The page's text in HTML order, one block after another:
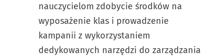
nauczycielom zdobycie środków na
wyposażenie klas i prowadzenie
kampanii z wykorzystaniem
dedykowanych narzędzi do zarządzania